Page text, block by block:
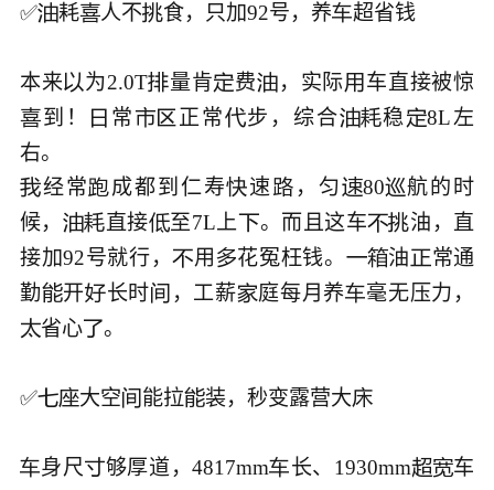
✅耗人不食，只加92号，养超省钱
本来为2.0T量肯费 ，实际 车直接被惊
到！  常   正常步，综合稳 8L左
经常成都到仁寿速  ，匀80航的时
候，直接至7L上 。而且这车油，直
接加92号就行，用 花冤枉钱。 油常通
勤开长时 ，工薪庭每月养毫无压力，
省心。
✅大空 能拉装，秒变露营大
身尺够厚道，4817mm长、1930mm车